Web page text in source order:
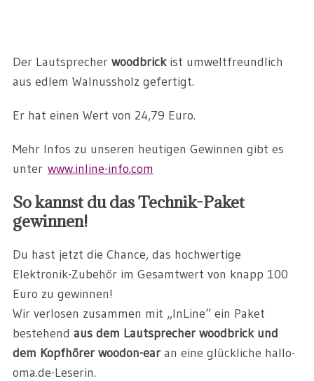
Der Lautsprecher woodbrickist umweltfreundlich
aus edlem Walnussholz gefertigt.
Er hat einen Wert von 24,79 Euro.
Mehr Infos zu unseren heutigen Gewinnen gibt es
unter www.inline-info.com
So kannst du das Technik-Paket
gewinnen!
Du hast jetzt die Chance, das hochwertige
Elektronik-Zubehör im Gesamtwert von knapp 100
Euro zu gewinnen!
Wir verlosen zusammen mit „InLine“ ein Paket
bestehend aus dem Lautsprecher woodbrick und
dem Kopfhörer woodon-earan eine glückliche hallo-
oma.de-Leserin.